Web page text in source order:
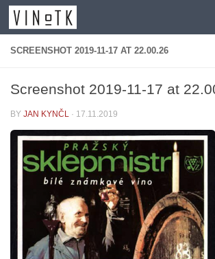
Skip to content
SCREENSHOT 2019-11-17 AT 22.00.26
Screenshot 2019-11-17 at
BY JAN KYNČL · 17.11.2019